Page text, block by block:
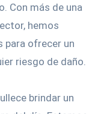
Con más de una
hemos
para ofrecer un
riesgo de daño.
brindar un